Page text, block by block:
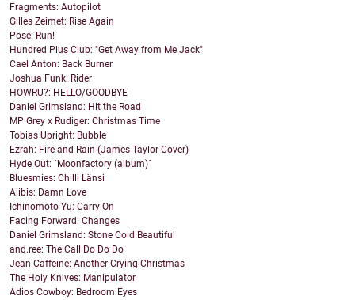
Fragments: Autopilot
Gilles Zeimet: Rise Again
Pose: Run!
Hundred Plus Club: "Get Away from Me Jack"
Cael Anton: Back Burner
Joshua Funk: Rider
HOWRU?: HELLO/GOODBYE
Daniel Grimsland: Hit the Road
MP Grey x Rudiger: Christmas Time
Tobias Upright: Bubble
Ezrah: Fire and Rain (James Taylor Cover)
Hyde Out: ´Moonfactory (album)´
Bluesmies: Chilli Länsi
Alibis: Damn Love
Ichinomoto Yu: Carry On
Facing Forward: Changes
Daniel Grimsland: Stone Cold Beautiful
and.ree: The Call Do Do Do
Jean Caffeine: Another Crying Christmas
The Holy Knives: Manipulator
Adios Cowboy: Bedroom Eyes